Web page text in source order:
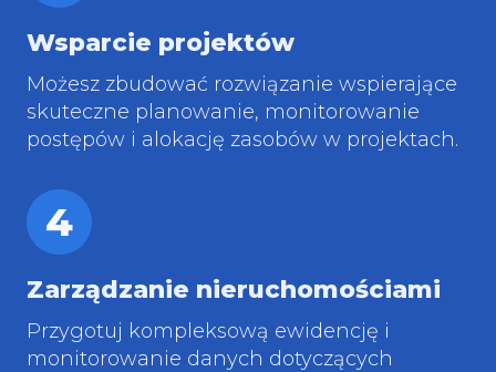
Wsparcie projektów
Możesz zbudować rozwiązanie wspierające
skuteczne planowanie, monitorowanie
postępów i alokację zasobów w projektach.
4
Zarządzanie nieruchomościami
Przygotuj kompleksową ewidencję i
monitorowanie danych dotyczących